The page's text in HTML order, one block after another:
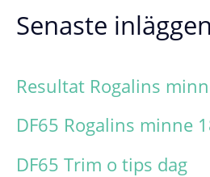
e
t
e
r
Senaste inläggen
Resultat Rogalins
DF65 Rogalins minne
DF65 Trim o tips dag